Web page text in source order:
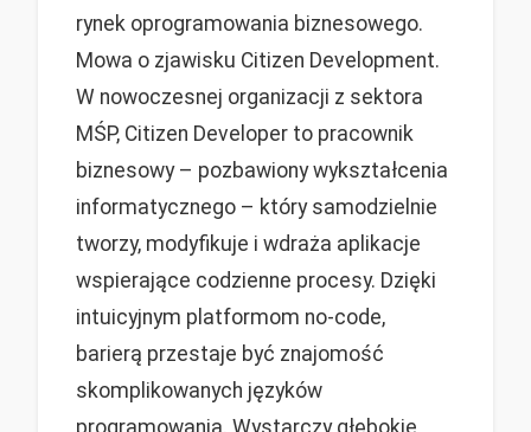
rynek oprogramowania biznesowego.
Mowa o zjawisku Citizen Development.
W nowoczesnej organizacji z sektora
MŚP, Citizen Developer to pracownik
biznesowy – pozbawiony wykształcenia
informatycznego – który samodzielnie
tworzy, modyfikuje i wdraża aplikacje
wspierające codzienne procesy. Dzięki
intuicyjnym platformom no-code,
barierą przestaje być znajomość
skomplikowanych języków
programowania. Wystarczy głębokie